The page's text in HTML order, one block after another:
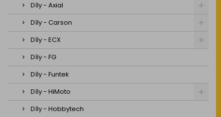
Díly - Axial
Díly - Carson
Díly - ECX
Díly - FG
Díly - Funtek
Díly - HiMoto
Díly - Hobbytech